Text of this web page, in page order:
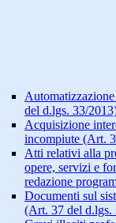
del d.lgs. 33/
Acquisizione
incompiute (Art.
Atti relativi alla
opere, servizi e
redazione
Documenti sul
(Art. 37 del d.lgs.